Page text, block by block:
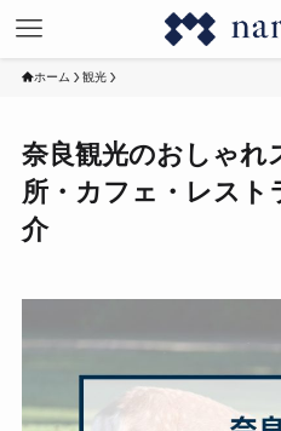
ホーム 観光
奈良観光のおしゃれ
所・カフェ・レスト
介